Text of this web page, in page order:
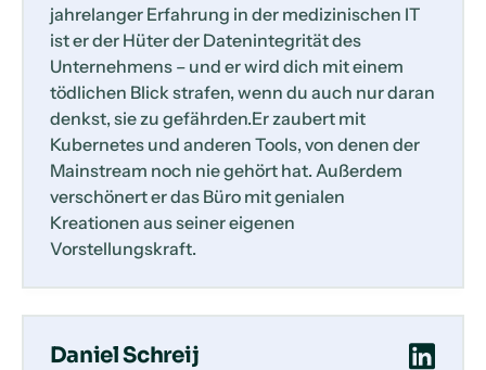
jahrelanger Erfahrung in der medizinischen IT
ist er der Hüter der Datenintegrität des
Unternehmens – und er wird dich mit einem
tödlichen Blick strafen, wenn du auch nur daran
denkst, sie zu gefährden.Er zaubert mit
Kubernetes und anderen Tools, von denen der
Mainstream noch nie gehört hat. Außerdem
verschönert er das Büro mit genialen
Kreationen aus seiner eigenen
Vorstellungskraft.
Daniel Schreij